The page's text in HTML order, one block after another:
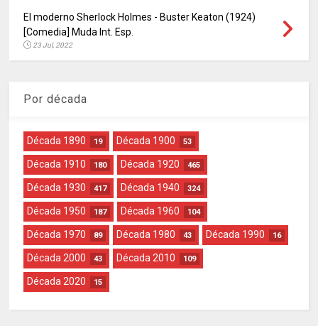
El moderno Sherlock Holmes - Buster Keaton (1924)
[Comedia] Muda Int. Esp.
23 Jul, 2022
Por década
Década 1890 19 Década 1900 53
Década 1910 180 Década 1920 465
Década 1930 417 Década 1940 324
Década 1950 187 Década 1960 104
Década 1970 89 Década 1980 43 Década 1990 16
Década 2000 43 Década 2010 109
Década 2020 15